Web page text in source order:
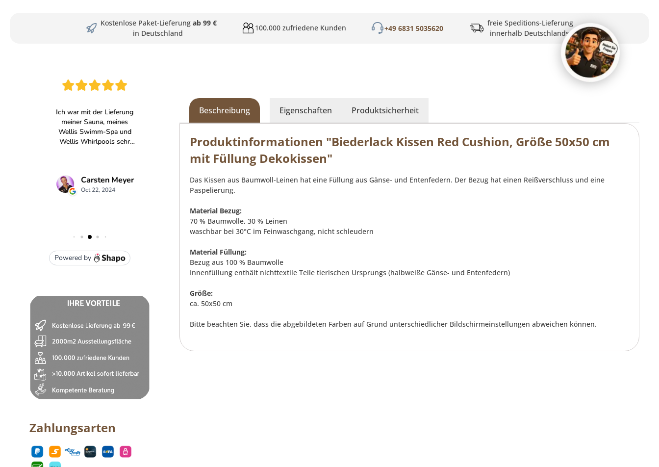
Kostenlose Paket-Lieferung ab 99 €
in Deutschland
100.000 zufriedene Kunden +49 6831 5035620
freie Speditions-Lieferung
innerhalb Deutschlands
Zahlungsarten
Beschreibung Eigenschaften Produktsicherheit
Produktinformationen "Biederlack Kissen Red Cushion, Größe 50x50 cm
mit Füllung Dekokissen"
Das Kissen aus Baumwoll-Leinen hat eine Füllung aus Gänse- und Entenfedern. Der Bezug hat einen Reißverschluss und eine
Paspelierung.
Material Bezug:
70 % Baumwolle, 30 % Leinen
waschbar bei 30°C im Feinwaschgang, nicht schleudern
Material Füllung:
Bezug aus 100 % Baumwolle
Innenfüllung enthält nichttextile Teile tierischen Ursprungs (halbweiße Gänse- und Entenfedern)
Größe:
ca. 50x50 cm
Bitte beachten Sie, dass die abgebildeten Farben auf Grund unterschiedlicher Bildschirmeinstellungen abweichen können.